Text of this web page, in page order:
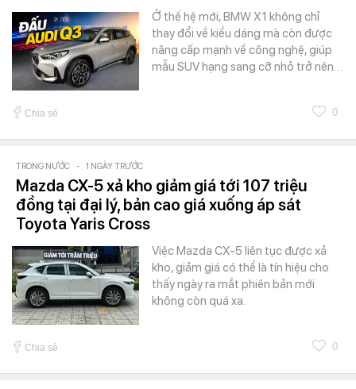
Ở thế hệ mới, BMW X1 không chỉ
thay đổi về kiểu dáng mà còn được
nâng cấp mạnh về công nghệ, giúp
mẫu SUV hạng sang cỡ nhỏ trở nên…
Chia sẻ 0
TRONG NƯỚC - 1 NGÀY TRƯỚC
Mazda CX-5 xả kho giảm giá tới 107 triệu
đồng tại đại lý, bản cao giá xuống áp sát
Toyota Yaris Cross
Việc Mazda CX-5 liên tục được xả
kho, giảm giá có thể là tín hiệu cho
thấy ngày ra mắt phiên bản mới
không còn quá xa.
Chia sẻ 0